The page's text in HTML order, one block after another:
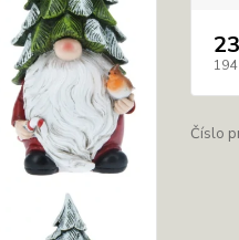
194
Číslo